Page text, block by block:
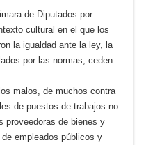
de Diputados por
cultural en el que los
la igualdad ante la ley, la
por las normas; ceden
malos, de muchos contra
de puestos de trabajos no
proveedoras de bienes y
empleados públicos y